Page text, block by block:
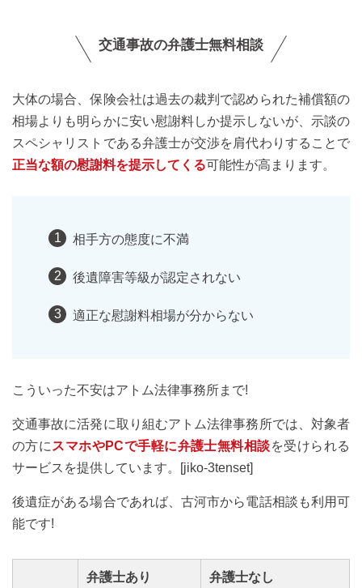
交通事故の弁護士無料相談
大体の場合、保険会社は過去の裁判で認められた補償額の
相場よりも明らかに安い慰謝料しか提示しないが、示談の
スペシャリストである弁護士が交渉を肩代わりすることで
正当な額の慰謝料を提示してくる可能性が高まります。
相手方の態度に不満
後遺障害等級が認定されない
適正な慰謝料相場が分からない
こういった不安はアトム法律事務所まで!
交通事故に活発に取り組むアトム法律事務所では、対象者
の方に スマホやPCで手軽に弁護士無料相談を受けられる
サービスを提供しています。[jiko-3tenset]
後遺症がある場合であれば、古河市から電話相談も利用可
能です!
弁護士あり 弁護士なし